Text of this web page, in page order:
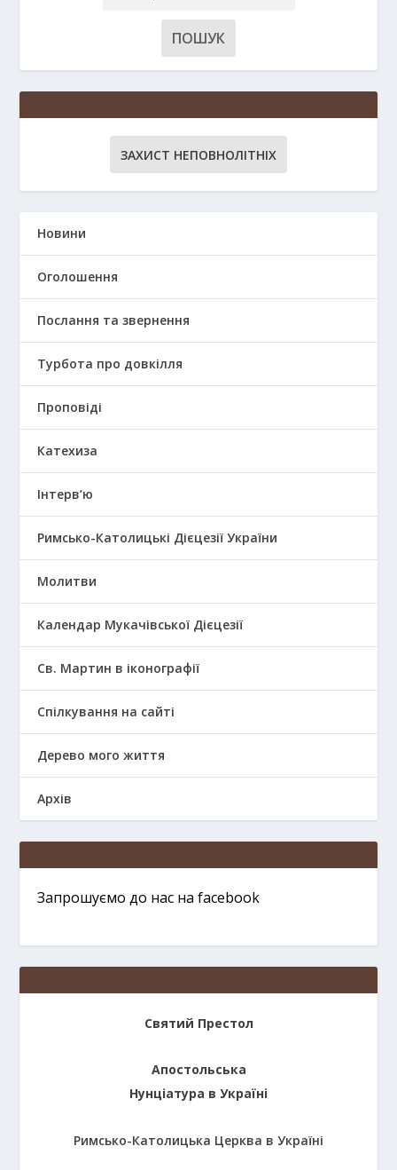
ЗАХИСТ НЕПОВНОЛІТНІХ
Новини
Оголошення
Послання та звернення
Турбота про довкілля
Проповіді
Катехиза
Інтерв’ю
Римсько-Католицькі Дієцезії України
Молитви
Календар Мукачівської Дієцезії
Св. Мартин в іконографії
Спілкування на сайті
Дерево мого життя
Архів
Запрошуємо до нас на facebook
Святий Престол
Апостольська
Нунціатура в Україні
Римсько-Католицька Церква в Україні